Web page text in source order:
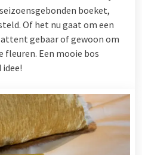
boeket,
Of het nu gaat om een
gebaar of gewoon om
Een mooie bos